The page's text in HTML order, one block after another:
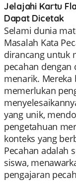
Jelajahi Kartu
Dapat Dicetak
Selami dunia
Masalah Kata
dirancang untuk
pecahan dengan
menarik. Mereka
memerlukan
yang unik,
pengetahuan
konteks yang
Pecahan adalah
siswa,
pengajaran